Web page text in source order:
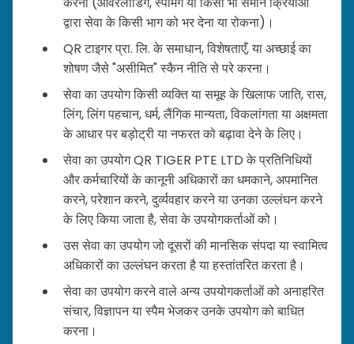
द्वारा सेवा के किसी भाग को भर देना या रोकना)।
QR टाइगर प्रा. लि. के समाधान, विशेषताएँ, या अच्छाई का
शोषण जैसे "असीमित" स्कैन नीति से परे करना।
सेवा का उपयोग किसी व्यक्ति या समूह के खिलाफ जाति, रास,
लिंग, लिंग पहचान, धर्म, लैंगिक मान्यता, विकलांगता या अक्षमता
के आधार पर बड़ोट्री या नफरत को बढ़ावा देने के लिए।
सेवा का उपयोग QR TIGER PTE LTD के प्रतिनिधियों
और कर्मचारियों के कानूनी अधिकारों का धमकाने, अपमानित
करने, परेशान करने, दुर्व्यवहार करने या उनका उल्लंघन करने
के लिए किया जाता है, सेवा के उपयोगकर्ताओं को।
उस सेवा का उपयोग जो दूसरों की मानसिक संपदा या स्वामित्व
अधिकारों का उल्लंघन करता है या हस्तांतरित करता है।
सेवा का उपयोग करने वाले अन्य उपयोगकर्ताओं को अनाहरित
संचार, विज्ञापन या स्पैम भेजकर उनके उपयोग को बाधित
करना।